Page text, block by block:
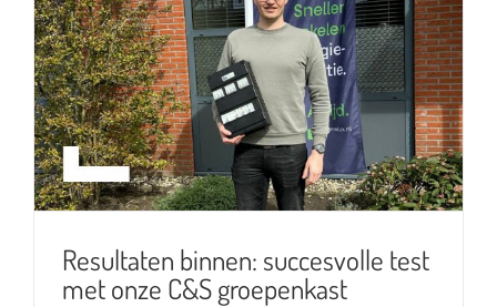
Resultaten binnen: succesvolle
test met onze C&S groepenkast
Resultaten binnen: succesvolle test
met onze C&S groepenkast